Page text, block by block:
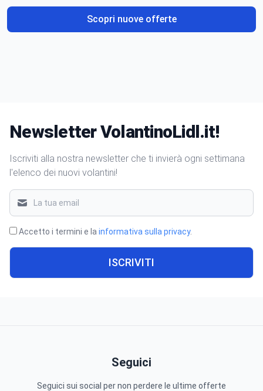
Scopri nuove offerte
Newsletter VolantinoLidl.it!
Iscriviti alla nostra newsletter che ti invierà ogni settimana
l'elenco dei nuovi volantini!
Accetto i termini e la informativa sulla privacy.
ISCRIVITI
Seguici
Seguici sui social per non perdere le ultime offerte